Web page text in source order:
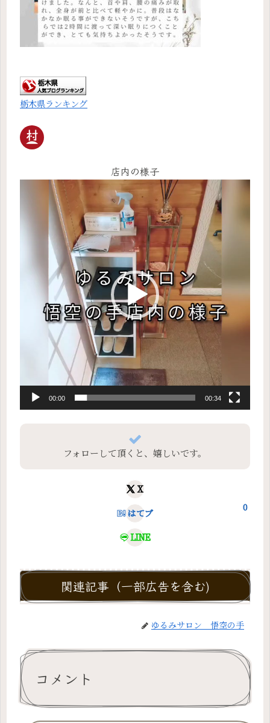
栃木県ランキング
店内の様子
00:00 00:34
フォローして頂くと、嬉しいです。
X
はてブ
0
LINE
関連記事（一部広告を含む)
ゆるみサロン 悟空の手
コメント